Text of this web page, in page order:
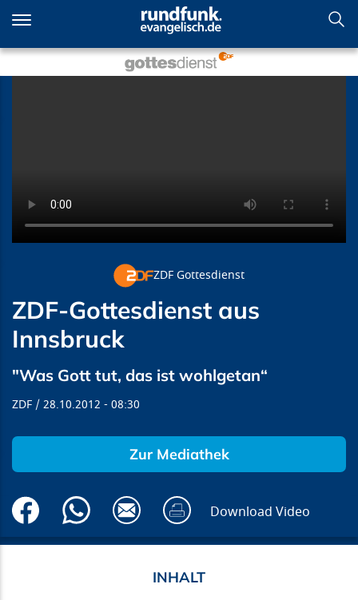
zum
Inhalt
ZDF-Gottesdienst aus
ZDF Gottesdienst
ZDF-Gottesdienst aus
Innsbruck
"Was Gott tut, das ist wohlgetan“
ZDF 28.10.2012 08:30
Zur Mediathek
Download Video